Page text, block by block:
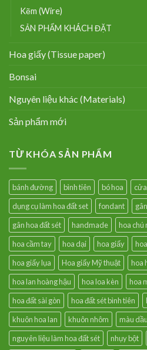
Kẽm (Wire)
SẢN PHẨM KHÁCH ĐẶT
Hoa giấy (Tissue paper)
Bonsai
Nguyên liệu khác (Materials)
Sản phẩm mới
TỪ KHÓA SẢN PHẨM
bánh đường bình tiên bó hoa
dụng cụ làm hoa đất set
fondant
gân hoa đất sét
handmade hoa chú
hoa cầm tay
hoa dại hoa giấy
hoa giấy lụa
Hoa giấy Mỹ thuật hoa
hoa lan hoàng hậu
hoa loa kèn hoa
hoa đất sài gòn
hoa đất sét bình tiên
khuôn hoa lan
khuôn nhôm màu dầu
nguyên liệu làm hoa đất sét
nhụy bột